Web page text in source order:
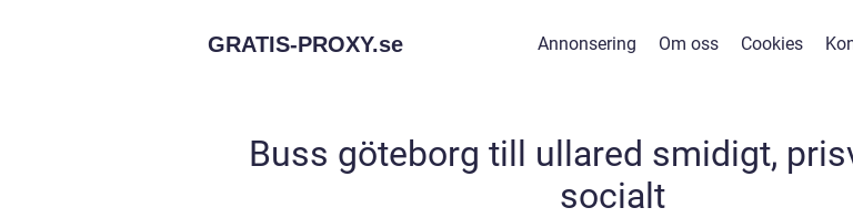
GRATIS-PROXY.se Annonsering Om oss Cookies
Buss göteborg till ullared smidigt,
socialt